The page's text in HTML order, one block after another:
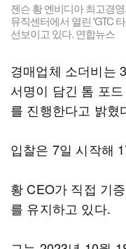
젠슨 황 엔비디아 최고경
뮤직센터에서 열린 'GTC
선보이고 있다. 연합뉴스
경매업체 소더비는
서명이 담긴 톰 포
를 진행한다고 밝혔
입찰은 7일 시작해
황 CEO가 직접 기
를 유지하고 있다.